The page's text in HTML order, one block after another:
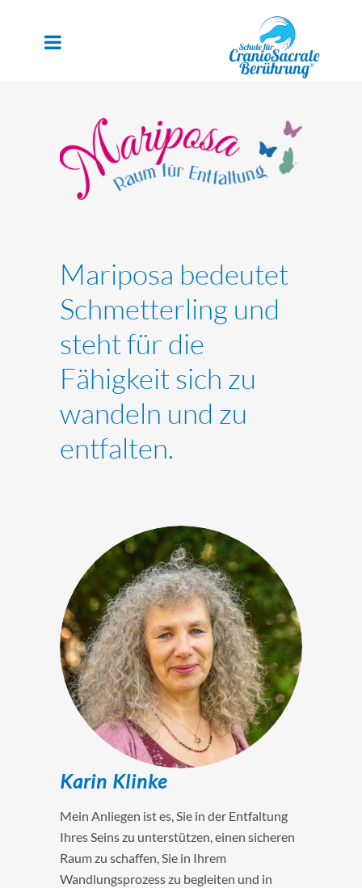
Mariposa bedeutet
Schmetterling und
steht für die
Fähigkeit sich zu
wandeln und zu
entfalten.
Karin Klinke
Mein Anliegen ist es, Sie in der Entfaltung
Ihres Seins zu unterstützen, einen sicheren
Raum zu schaffen, Sie in Ihrem
Wandlungsprozess zu begleiten und in